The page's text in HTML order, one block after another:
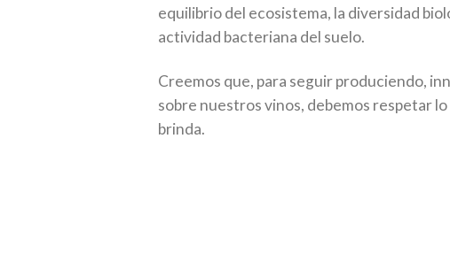
equilibrio del ecosistema, la diversidad
actividad bacteriana del suelo.
Creemos que, para seguir produciendo,
sobre nuestros vinos, debemos respetar
brinda.